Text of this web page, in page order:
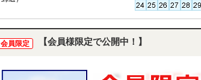
会員限定 【会員様限定で公開中！】